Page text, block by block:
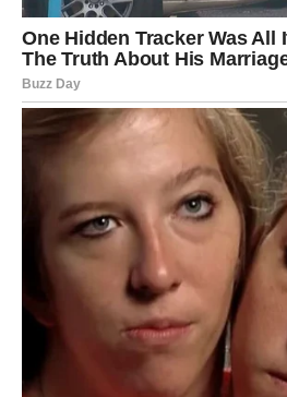
potpuno iznenaditi. Pred njima je
mnoge stvari složiti baš onako
Najveća promena dolazi na polju
dugo bile usamljene mogle bi da
im vratiti veru u ljubav. Oni koji
komplikovane odnose konačno
jasnoću.
Ali ono što posebno iznenađuje
sada ulaze u veoma srećan
pitanju. Poslovne prilike koje
promeniti njihovu budućnost.